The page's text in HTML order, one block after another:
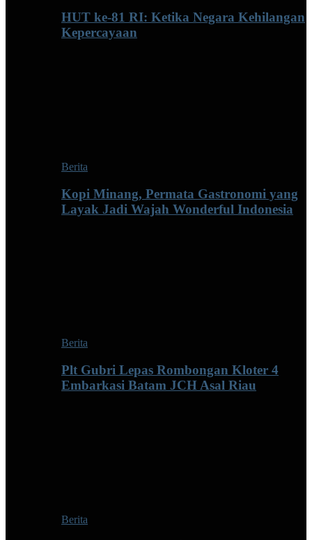
HUT ke-81 RI: Ketika Negara Kehilangan
Kepercayaan
Berita
Kopi Minang, Permata Gastronomi yang
Layak Jadi Wajah Wonderful Indonesia
Berita
Plt Gubri Lepas Rombongan Kloter 4
Embarkasi Batam JCH Asal Riau
Berita